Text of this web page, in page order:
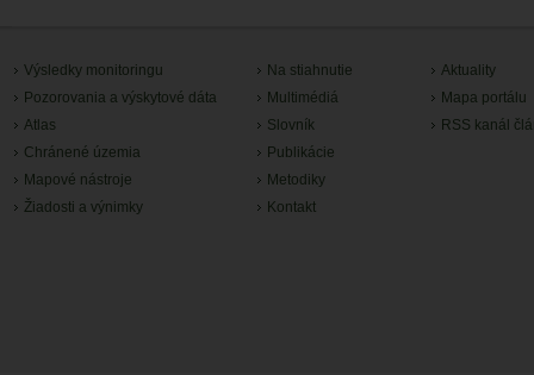
Výsledky monitoringu
Pozorovania a výskytové dáta
Atlas
Chránené územia
Mapové nástroje
Žiadosti a výnimky
Na stiahnutie
Multimédiá
Slovník
Publikácie
Metodiky
Kontakt
Aktuality
Mapa portálu
RSS kanál